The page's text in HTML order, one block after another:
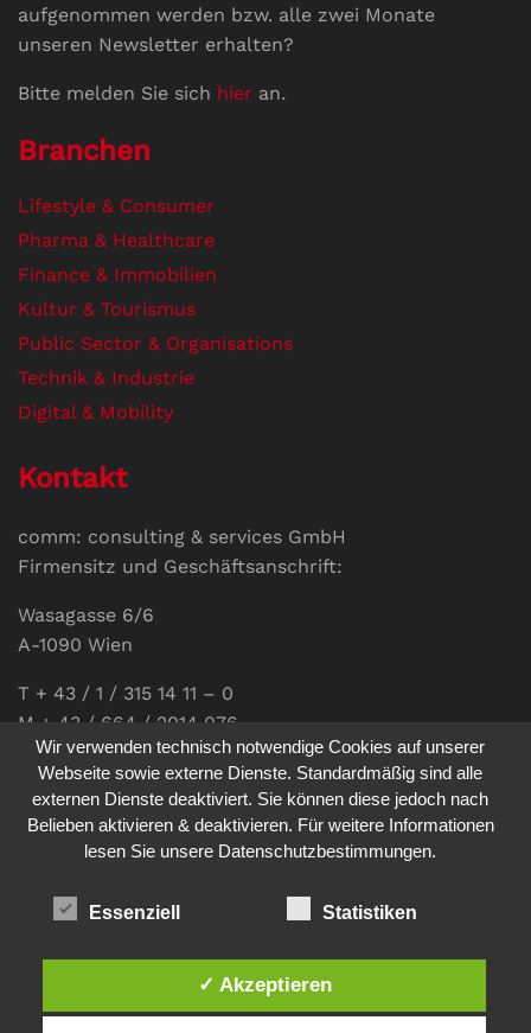
aufgenommen werden bzw. alle zwei Monate
unseren Newsletter erhalten?
Bitte melden Sie sich hier an.
Branchen
Lifestyle & Consumer
Pharma & Healthcare
Finance & Immobilien
Kultur & Tourismus
Public Sector & Organisations
Technik & Industrie
Digital & Mobility
Kontakt
comm: consulting & services GmbH
Firmensitz und Geschäftsanschrift:
Wasagasse 6/6
A-1090 Wien
T + 43 / 1 / 315 14 11 – 0
M + 43 / 664 / 2014 076
E-Mail:office@communications.co.at
Homepage:www.communications.co.at
UID: ATU 811 196 56
Sabine Pöhacker MSc.
Wir verwenden technisch notwendige Cookies auf unserer
Webseite sowie externe Dienste. Standardmäßig sind alle
externen Dienste deaktiviert. Sie können diese jedoch nach
Belieben aktivieren & deaktivieren. Für weitere Informationen
lesen Sie unsere Datenschutzbestimmungen.
Essenziell Statistiken
✓ Akzeptieren